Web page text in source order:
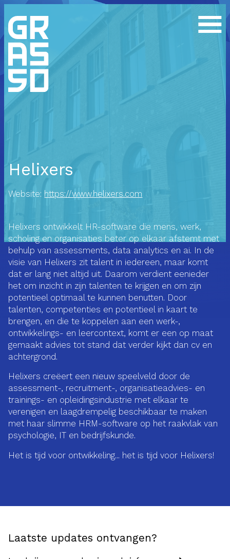
Helixers
Website: https://www.helixers.com
Helixers ontwikkelt HR-software die mens, werk,
scholing en organisaties beter op elkaar afstemt met
behulp van assessments, data analytics en ai. In de
visie van Helixers zit talent in iedereen, maar komt
dat er lang niet altijd uit. Daarom verdient eenieder
het om inzicht in zijn talenten te krijgen en om zijn
potentieel optimaal te kunnen benutten. Door
talenten, competenties en potentieel in kaart te
brengen, en die te koppelen aan een werk-,
ontwikkelings- en leercontext, komt er een op maat
gemaakt advies tot stand dat verder kijkt dan cv en
achtergrond.
Helixers creëert een nieuw speelveld door de
assessment-, recruitment-, organisatieadvies- en
trainings- en opleidingsindustrie met elkaar te
verenigen en laagdrempelig beschikbaar te maken
met haar slimme HRM-software op het raakvlak van
psychologie, IT en bedrijfskunde.
Het is tijd voor ontwikkeling... het is tijd voor Helixers!
Laatste updates ontvangen?